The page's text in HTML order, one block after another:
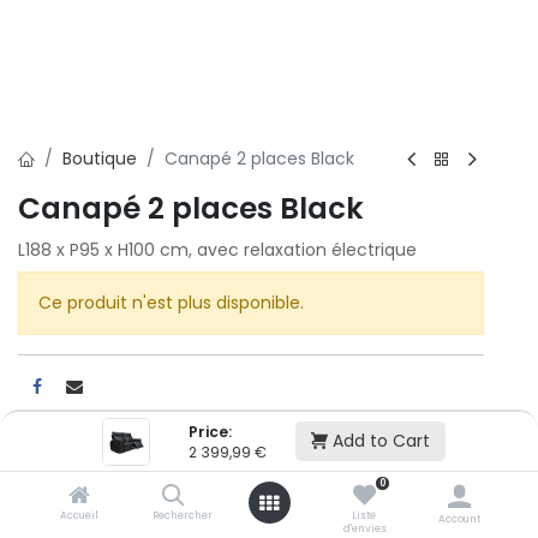
Price:
2 399,99 € Add to Cart
Accueil Rechercher
0
Liste
d'envies
Account
Boutique Canapé 2 places Black
Canapé 2 places Black
L188 x P95 x H100 cm, avec relaxation électrique
Ce produit n'est plus disponible.
Cet article n'est plus disponible.